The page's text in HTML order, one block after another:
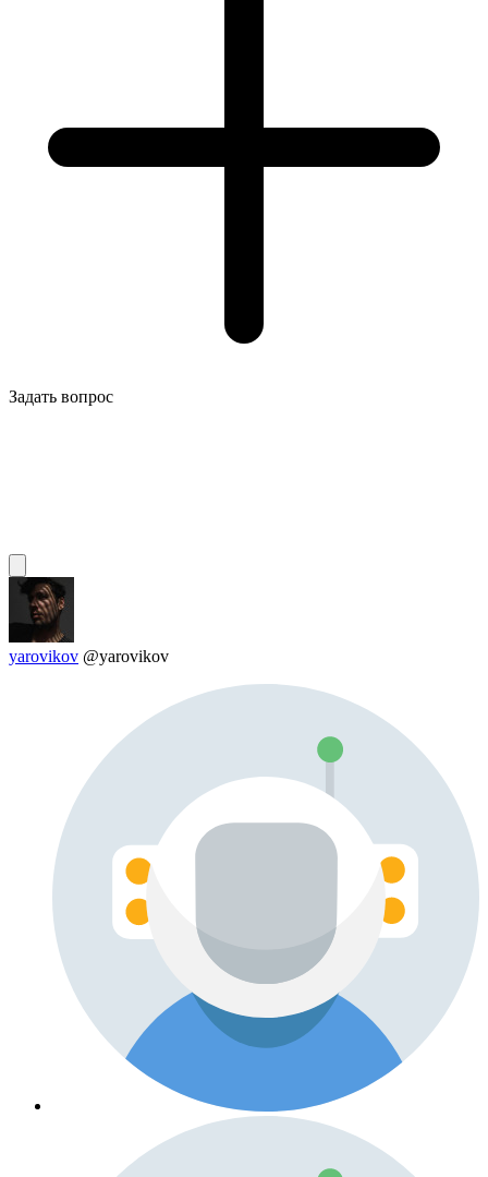
Задать вопрос
yarovikov @yarovikov